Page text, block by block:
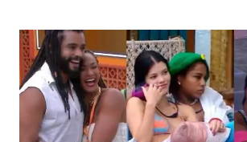
DO
LÍDER:
QUEM
DEVE
IR
PARA
O